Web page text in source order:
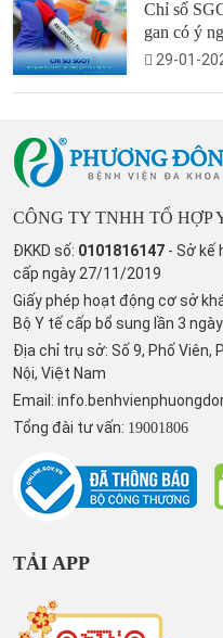
Chỉ số
gan có ý
29-01-
CÔNG TY TNHH TỔ HỢP
ĐKKD số: 0101816147 - Sở kế
cấp ngày 27/11/2019
Giấy phép hoạt động cơ sở
Bộ Y tế cấp bổ sung lần 3
Địa chỉ trụ sở: Số 9, Phố Viên,
Nội, Việt Nam
Email:
Tổng đài tư vấn: 19001806
TẢI APP